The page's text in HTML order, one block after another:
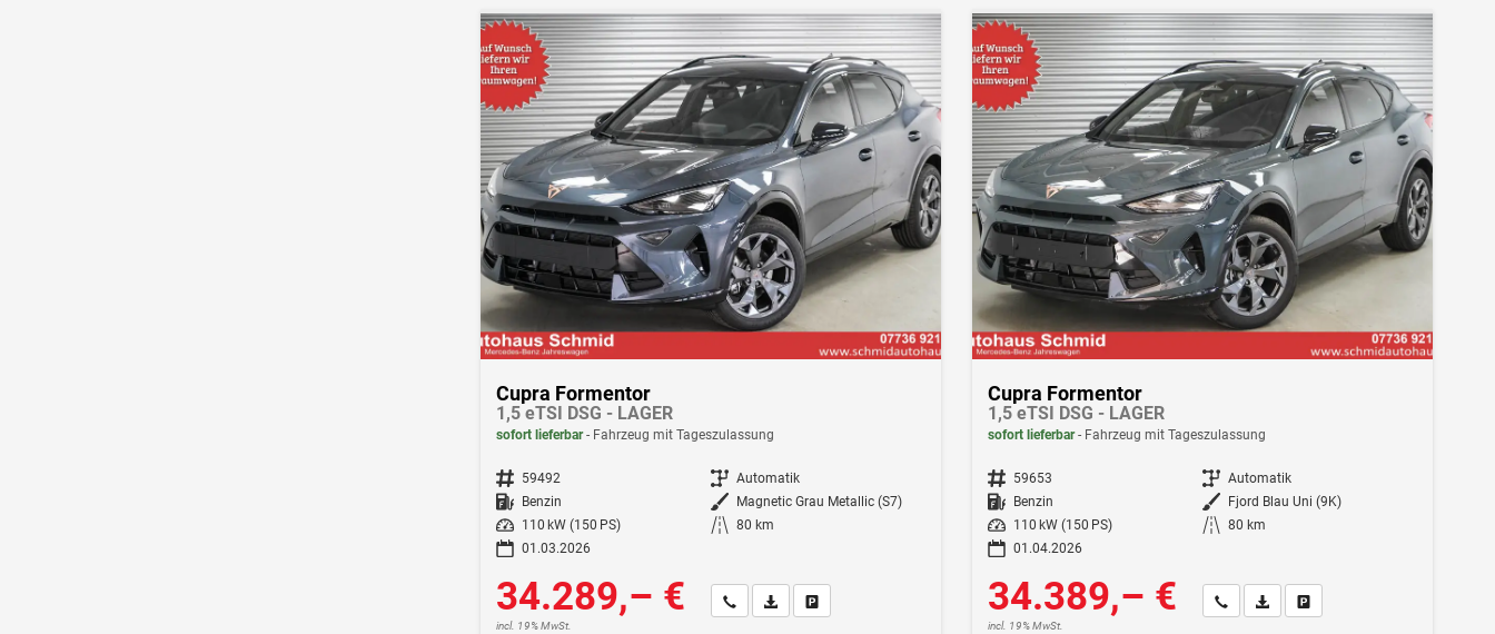
Cupra Formentor
1,5 eTSI DSG - LAGER
sofort lieferbar Fahrzeug mit Tageszulassung
Fahrzeugnr. 59492 Getriebe Automatik
Kraftstoff Benzin Außenfarbe Magnetic Grau Metallic (S7)
Leistung
110 kW (150 PS) Kilometerstand 80 km
01.03.2026
34.289,– €
incl. 19% MwSt.
Wir rufen Sie an
Fahrzeugexposé (PDF)
Fahrzeug parken
Cupra Formentor
1,5 eTSI DSG - LAGER
sofort lieferbar Fahrzeug mit Tageszulassung
Fahrzeugnr. 59653 Getriebe Automatik
Kraftstoff Benzin Außenfarbe Fjord Blau Uni (9K)
Leistung
110 kW (150 PS) Kilometerstand 80 km
01.04.2026
34.389,– €
incl. 19% MwSt.
Wir rufen Sie an
Fahrzeugexposé (PDF)
Fahrzeug parken